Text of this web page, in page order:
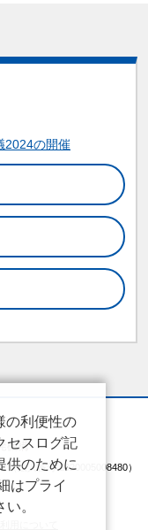
2024の開催
（法人番号 2020005008480）
の利便性の
セスログ記
供のために
はプライ
。